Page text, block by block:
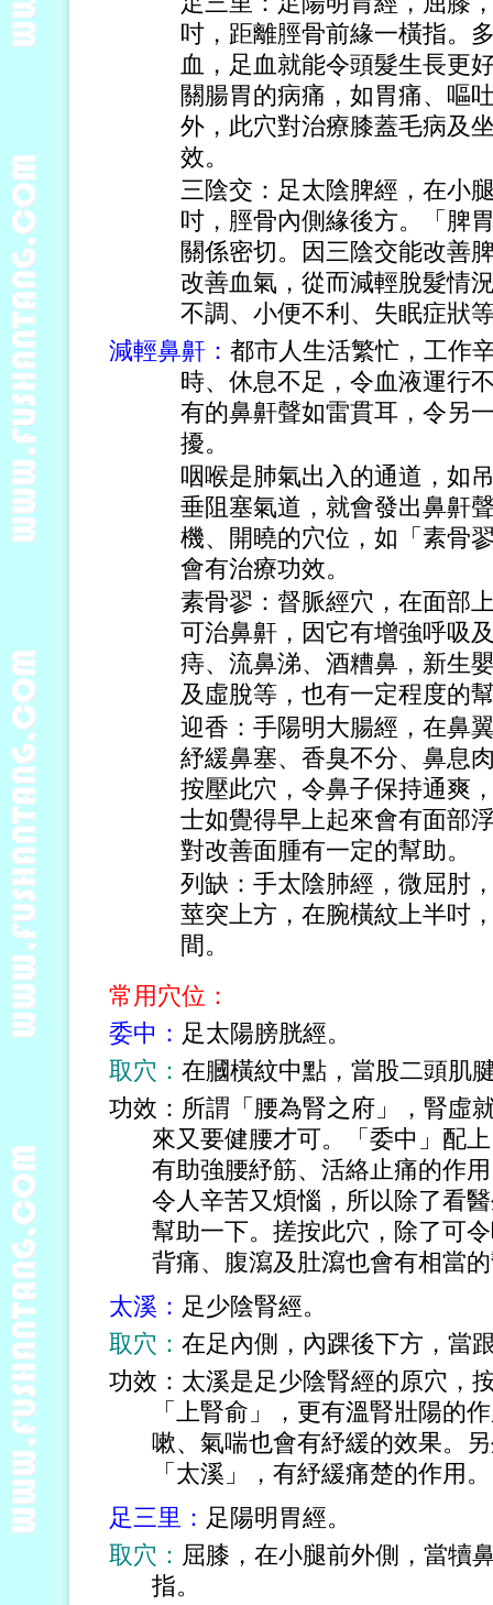
吋，距離脛骨前緣一橫指。
血，足血就能令頭髮生長更
關腸胃的病痛，如胃痛、嘔
外，此穴對治療膝蓋毛病及
效。
三陰交：足太陰脾經，在小
吋，脛骨內側緣後方。「脾
關係密切。因三陰交能改善
改善血氣，從而減輕脫髮情
不調、小便不利、失眠症狀
減輕鼻鼾： 都市人生活繁忙，工作
時、休息不足，令血液運行
有的鼻鼾聲如雷貫耳，令另
擾。
咽喉是肺氣出入的通道，如
垂阻塞氣道，就會發出鼻鼾
機、開曉的穴位，如「素骨
會有治療功效。
素骨翏：督脈經穴，在面部
可治鼻鼾，因它有增強呼吸
痔、流鼻涕、酒糟鼻，新生
及虛脫等，也有一定程度的
迎香：手陽明大腸經，在鼻
紓緩鼻塞、香臭不分、鼻息
按壓此穴，令鼻子保持通爽
士如覺得早上起來會有面部
對改善面腫有一定的幫助。
列缺：手太陰肺經，微屈肘
莖突上方，在腕橫紋上半吋
間。
常用穴位：
委中： 足太陽膀胱經。
取穴： 在膕橫紋中點，當股二頭肌
功效：所謂「腰為腎之府」，腎虛
來又要健腰才可。「委中」配
有助強腰紓筋、活絡止痛的作
令人辛苦又煩惱，所以除了看
幫助一下。搓按此穴，除了可
背痛、腹瀉及肚瀉也會有相當
太溪： 足少陰腎經。
取穴： 在足內側，內踝後下方，當
功效：太溪是足少陰腎經的原穴，
「上腎俞」，更有溫腎壯陽的
嗽、氣喘也會有紓緩的效果。
「太溪」，有紓緩痛楚的作用。
足三里： 足陽明胃經。
取穴： 屈膝，在小腿前外側，當犢
指。